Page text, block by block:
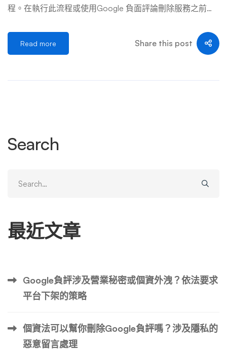
程。在執行此流程或使用Google 負面評論刪除服務之前，
管理這些評論和增強您企業的線上形象方面發揮著重要作
用。 並非所有評論都可以刪除，但 Google 有一套指南，用
中刪除的一些主要評論類型，以及一些現實世界的範例。
評論的影響。 1.虛假評論和內容 捏造或包含不誠實資訊的評
業聲譽的負面評論。 我們看到的一些虛假 Google 評論的例
子包括： 2.攻擊性材料與負面評論 Google 將刪除包含仇恨
3.個人資訊 任何包含個人資訊（例如某人的財務詳細資料、
聯絡電話或其他私人資料）的評論都違反了 Google 的隱私
Read more Share this post
Search
for:
最近文章
Google負評涉及營業秘密或個資外洩？依法要求
平台下架的策略
個資法可以幫你刪除Google負評嗎？涉及隱私的
惡意留言處理